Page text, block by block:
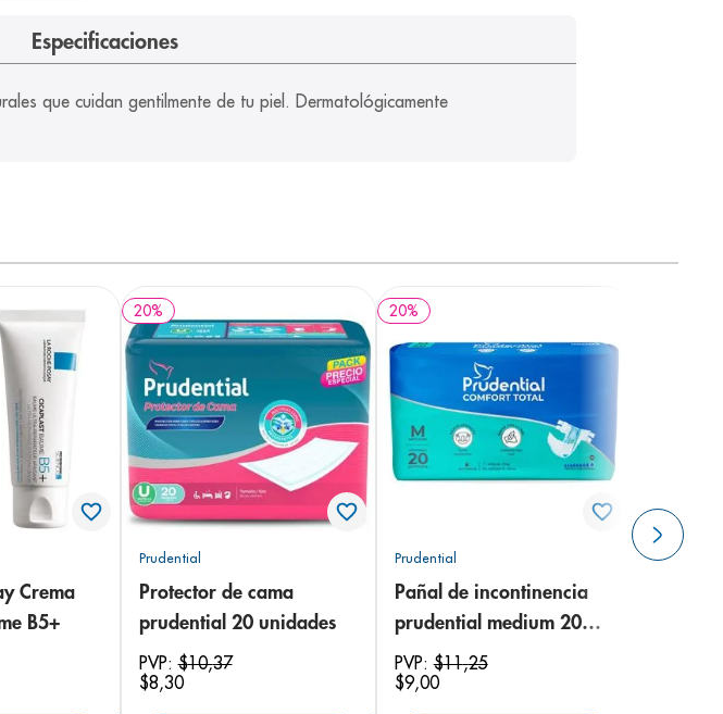
Especificaciones
que cuidan gentilmente de tu piel. Dermatológicamente
Crema
B5+
20%
Prudential
Protector de cama
prudential 20 unidades
PVP:$10,37
$8,30
20%
Prudential
Pañal de incontinencia
prudential medium 20
unidades
PVP:$11,25
$9,00